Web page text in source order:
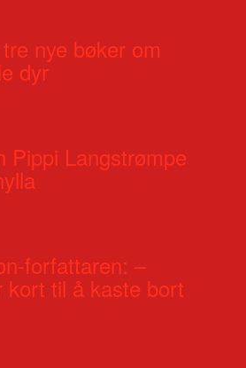
nye bøker om
dyr
Pippi Langstrømpe
forfattaren: –
kort til å kaste bort